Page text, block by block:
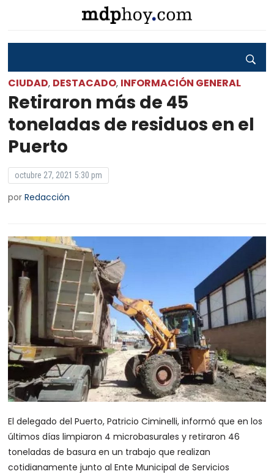
CIUDAD, DESTACADO, INFORMACIÓN GENERAL
Retiraron más de 45
toneladas de residuos en el
Puerto
octubre 27, 2021 5:30 pm
porRedacción
El delegado del Puerto, Patricio Ciminelli, informó que en los
últimos días limpiaron 4 microbasurales y retiraron 46
toneladas de basura en un trabajo que realizan
cotidianamente junto al Ente Municipal de Servicios